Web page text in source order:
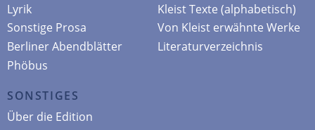
Lyrik
Sonstige Prosa
Berliner Abendblätter
Phöbus
Kleist Texte (alphabetisch)
Von Kleist erwähnte Werke
Literaturverzeichnis
SONSTIGES
Über die Edition